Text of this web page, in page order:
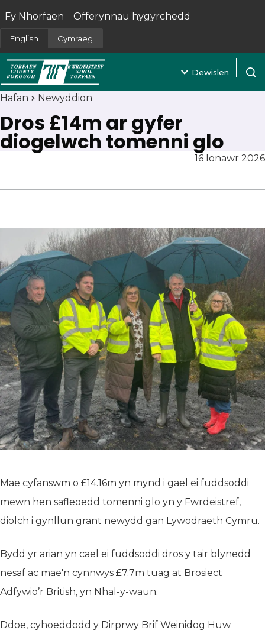
English Cymraeg
Fy Nhorfaen
(yn agor mewn tab newydd)
Offerynnau hygyrchedd
Dewislen
Hafan Newyddion
Dros £14m ar gyfer
diogelwch tomenni glo
16 Ionawr 2026
Mae cyfanswm o £14.16m yn mynd i gael ei fuddsoddi
mewn hen safleoedd tomenni glo yn y Fwrdeistref,
diolch i gynllun grant newydd gan Lywodraeth Cymru.
Bydd yr arian yn cael ei fuddsoddi dros y tair blynedd
nesaf ac mae'n cynnwys £7.7m tuag at Brosiect
Adfywio’r British, yn Nhal-y-waun.
Ddoe, cyhoeddodd y Dirprwy Brif Weinidog Huw